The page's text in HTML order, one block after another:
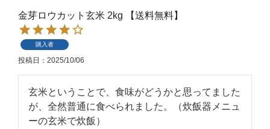
金芽ロウカット玄米 2kg 【送料無料】
購入者
投稿日 2025/10/06
玄米ということで、食味がどうかと思ってました
が、全然普通に食べられました。（炊飯器メニュ
ーの玄米で炊飯）